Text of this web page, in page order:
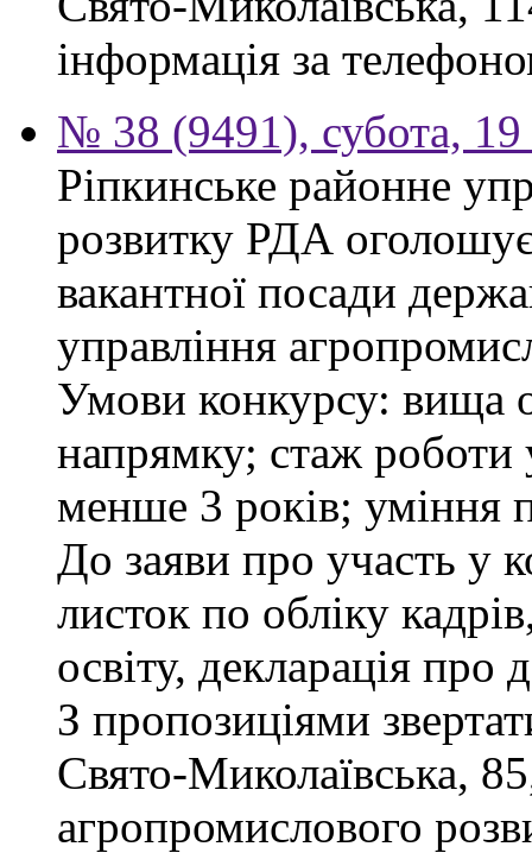
інформація за
№ 38 (9491), субота, 19
Ріпкинське районне
розвитку РДА
вакантної посади
управління
Умови конкурсу: вища
напрямку; стаж роботи
менше 3 років; уміння
До заяви про участь у
листок по обліку
освіту, декларація про
З пропозиціями
Свято-Миколаївська,
агропромислового